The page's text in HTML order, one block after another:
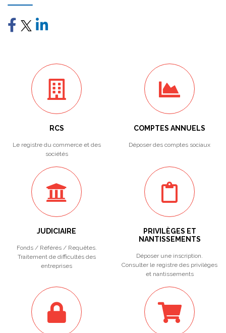
RCS
Le registre du commerce et des
sociétés
COMPTES ANNUELS
Déposer des comptes sociaux
JUDICIAIRE
Fonds / Référés / Requêtes.
Traitement de difficultés des
entreprises
PRIVILÈGES ET
NANTISSEMENTS
Déposer une inscription.
Consulter le registre des privilèges
et nantissements